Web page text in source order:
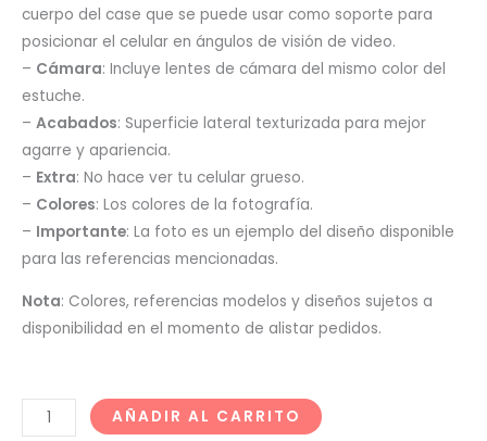
cuerpo del case que se puede usar como soporte para
posicionar el celular en ángulos de visión de video.
– Cámara: Incluye lentes de cámara del mismo color del
estuche.
– Acabados: Superficie lateral texturizada para mejor
agarre y apariencia.
– Extra: No hace ver tu celular grueso.
– Colores: Los colores de la fotografía.
– Importante: La foto es un ejemplo del diseño disponible
para las referencias mencionadas.
Nota: Colores, referencias modelos y diseños sujetos a
disponibilidad en el momento de alistar pedidos.
AÑADIR AL CARRITO